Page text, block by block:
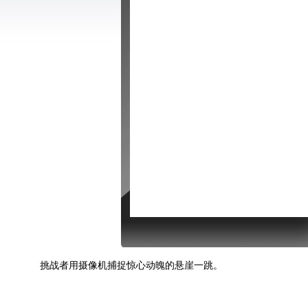
挑战者用摄像机捕捉惊心动魄的悬崖一跳。